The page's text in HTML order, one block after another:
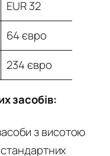
EUR 32
64 євро
234 євро
засобів:
з висотою